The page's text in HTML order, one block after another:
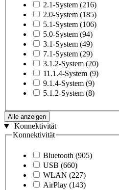
2.1-System (216)
2.0-System (185)
5.1-System (106)
5.0-System (94)
3.1-System (49)
7.1-System (29)
3.1.2-System (20)
11.1.4-System (9)
9.1.4-System (9)
5.1.2-System (8)
Alle anzeigen
Konnektivität
Konnektivität
Bluetooth (905)
USB (660)
WLAN (227)
AirPlay (143)